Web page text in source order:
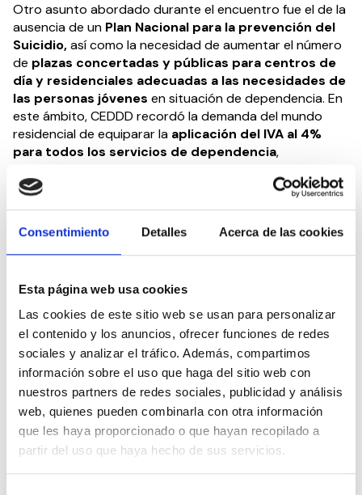
Consentimiento Detalles Acerca de las cookies
Esta página web usa cookies
Las cookies de este sitio web se usan para personalizar
el contenido y los anuncios, ofrecer funciones de redes
sociales y analizar el tráfico. Además, compartimos
información sobre el uso que haga del sitio web con
nuestros partners de redes sociales, publicidad y análisis
web, quienes pueden combinarla con otra información
que les haya proporcionado o que hayan recopilado a
partir del uso que haya hecho de sus servicios.
Otro asunto abordado durante el encuentro fue el de la
ausencia de un Plan Nacional para la prevención del
Suicidio,así como la necesidad de aumentar el número
de plazas concertadas y públicas para centros de
día y residenciales adecuadas a las necesidades de
las personas jóvenes en situación de dependencia. En
este ámbito, CEDDD recordó la demanda del mundo
residencial de equiparar la aplicación del IVA al 4%
para todos los servicios de dependencia,
Los portavoces de PDeCAT se mostraron en sintonía
con las demandas de CEDDD, las cuales se
comprometieron a defender tanto a nivel autonómico
como a nivel nacional, dentro de sus posibilidades.
Dentro de su agenda institucional, CEDDD prevé
reunirse con representantes de todas las fuerzas
políticas del país, con el objetivo de conseguir el
cumplimiento de derechos en los ámbitos de la
discapacidad, la dependencia y las personas mayores. A
este respecto, CEDDD pone a sus expertos a
disposición de las formaciones políticas para colaborar
en todas las iniciativas legislativas.
De forma paralela, el CEDDD sigue desarrollando
jornadas informativaspara sensibilizar e informar sobre